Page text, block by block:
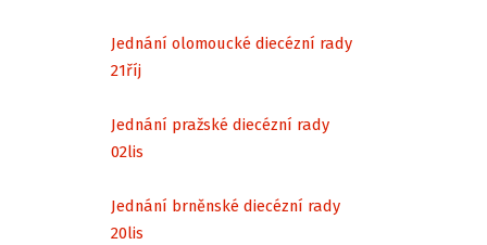
Jednání olomoucké diecézní rady
21říj
Jednání pražské diecézní rady
02lis
Jednání brněnské diecézní rady
20lis